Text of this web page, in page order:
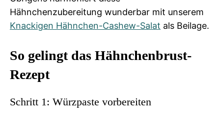
Hähnchenzubereitung wunderbar mit unserem
Knackigen Hähnchen-Cashew-Salat als Beilage.
So gelingt das Hähnchenbrust-
Rezept
Schritt 1: Würzpaste vorbereiten